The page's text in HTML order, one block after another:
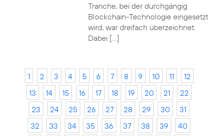
Tranche, bei der durchgängig
Blockchain-Technologie eingesetzt
wird, war dreifach überzeichnet.
Dabei […]
1 2 3 4 5 6 7 8 9 10 11
12
13
14 15 16 17 18 19 20 21
22
23
24 25 26 27 28 29 30
31
32
33 34 35 36 37 38 39
40